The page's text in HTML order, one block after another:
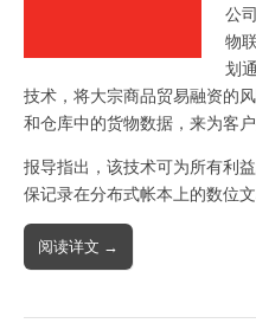
公
物
划
技术，将大宗商品贸易融资的
和仓库中的货物数据，来为客
报导指出，该技术可为所有利
保记录在分布式帐本上的数位文
阅读详文 →